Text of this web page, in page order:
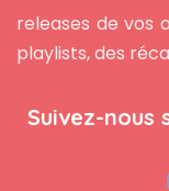
releases de vos
playlists, des
Suivez-nous